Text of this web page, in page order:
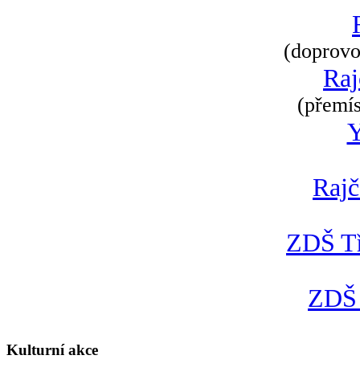
ZDŠ
Kulturní akce